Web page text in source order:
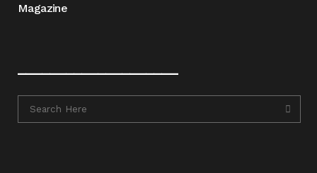
Magazine